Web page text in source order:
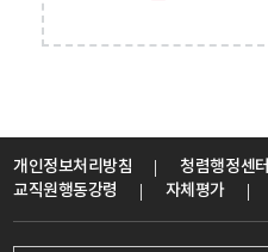
개인정보처리방침 청렴행정센터
교직원행동강령
자체평가